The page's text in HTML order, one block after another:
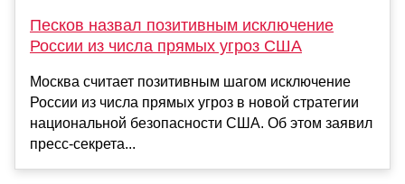
Песков назвал позитивным исключение
России из числа прямых угроз США
Москва считает позитивным шагом исключение
России из числа прямых угроз в новой стратегии
национальной безопасности США. Об этом заявил
пресс-секрета...